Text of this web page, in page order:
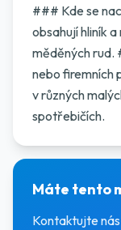
### Kde se
obsahují hliník
měděných rud.
nebo firemních
v různých
spotřebičích.
Máte tento
Kontaktujte